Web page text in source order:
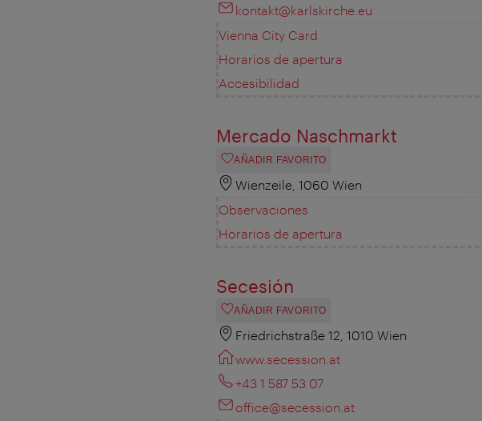
kontakt@karlskirche.eu
Vienna City Card
Horarios de apertura
Accesibilidad
Mercado Naschmarkt
AÑADIR FAVORITO
Wienzeile, 1060 Wien
Observaciones
Horarios de apertura
Secesión
AÑADIR FAVORITO
Friedrichstraße 12, 1010 Wien
www.secession.at
+43 1 587 53 07
office@secession.at